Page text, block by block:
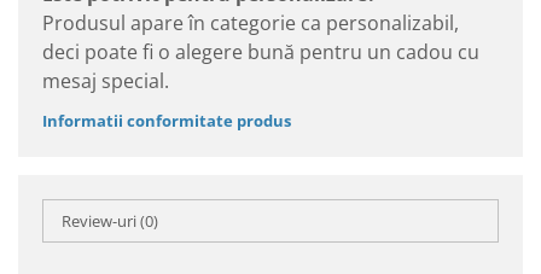
Produsul apare în categorie ca personalizabil,
deci poate fi o alegere bună pentru un cadou cu
mesaj special.
Informatii conformitate produs
Review-uri(0)